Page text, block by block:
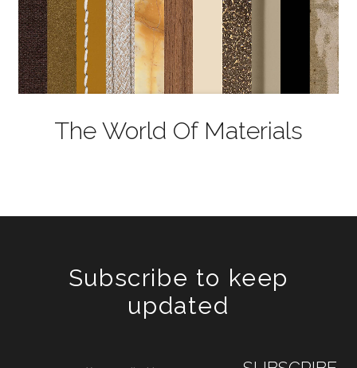
The World Of Materials
Subscribe to keep
updated